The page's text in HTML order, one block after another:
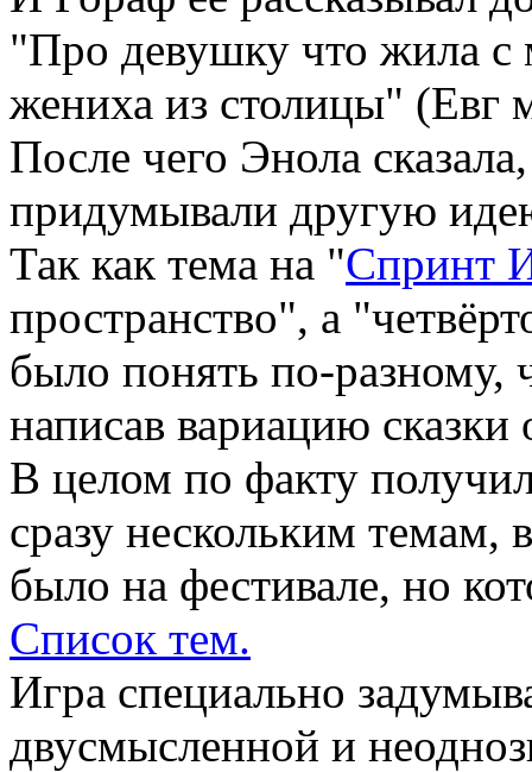
"Про девушку что жила с
жениха из столицы" (Евг
После чего Энола
придумывали другую
Так как тема на "Спринт
пространство", а
было понять по-разному,
написав вариацию
В целом по факту
сразу нескольким темам,
было на фестивале, но
Список тем.
Игра специально
двусмысленной и